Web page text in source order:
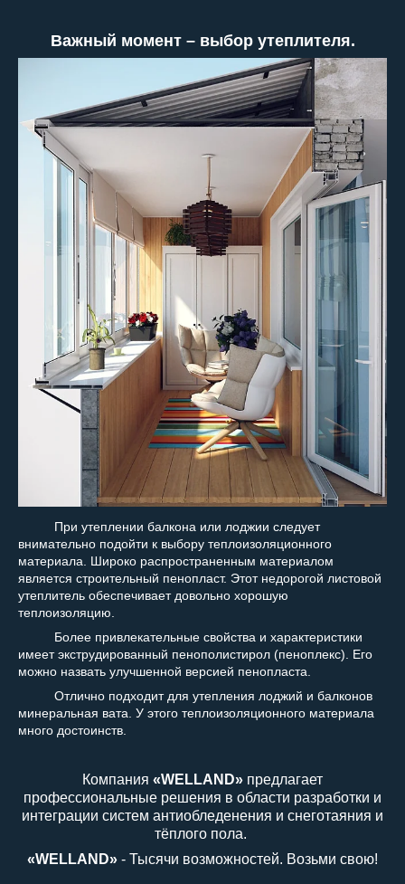
Важный момент – выбор утеплителя.
При утеплении балкона или лоджии следует
внимательно подойти к выбору теплоизоляционного
материала. Широко распространенным материалом
является строительный пенопласт. Этот недорогой листовой
утеплитель обеспечивает довольно хорошую
теплоизоляцию.
Более привлекательные свойства и характеристики
имеет экструдированный пенополистирол (пеноплекс). Его
можно назвать улучшенной версией пенопласта.
Отлично подходит для утепления лоджий и балконов
минеральная вата. У этого теплоизоляционного материала
много достоинств.
Компания «WELLAND» предлагает
профессиональные решения в области разработки и
интеграции систем антиобледенения и снеготаяния и
тёплого пола.
«WELLAND» - Тысячи возможностей. Возьми свою!